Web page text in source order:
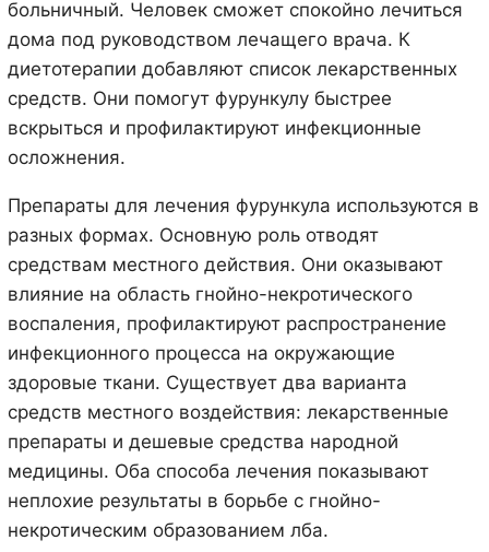
больничный. Человек сможет спокойно лечиться
дома под руководством лечащего врача. К
диетотерапии добавляют список лекарственных
средств. Они помогут фурункулу быстрее
вскрыться и профилактируют инфекционные
осложнения.
Препараты для лечения фурункула используются в
разных формах. Основную роль отводят
средствам местного действия. Они оказывают
влияние на область гнойно-некротического
воспаления, профилактируют распространение
инфекционного процесса на окружающие
здоровые ткани. Существует два варианта
средств местного воздействия: лекарственные
препараты и дешевые средства народной
медицины. Оба способа лечения показывают
неплохие результаты в борьбе с гнойно-
некротическим образованием лба.